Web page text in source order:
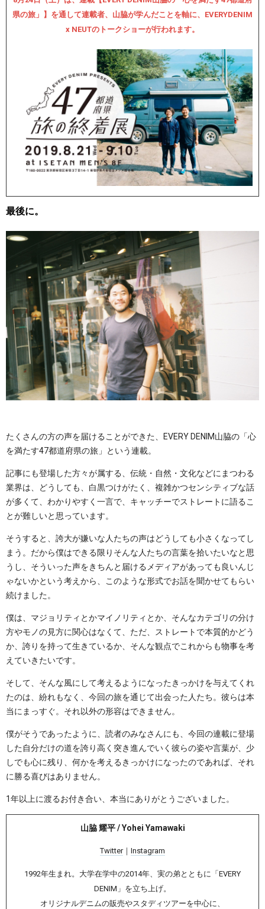
県の旅」】を通して連載者、山脇が学んだことを軸に、EVERYDENIM
x NEUTのトークショーが行われます。
最後に。
たくさんの方の声を届けることができた、EVERY DENIM山脇の「心
を満たす47都道府県の旅」という連載。
記事にも登場した方々が属する、伝統・自然・文化などにまつわる
業界は、どうしても、白黒つけがたく、複雑かつセンシティブな話
が多くて、わかりやすく一言で、キャッチーでストレートに語るこ
とが難しいと思っています。
そうすると、誇大が嫌いな人たちの声はどうしても小さくなってし
まう。だから僕はできる限りそんな人たちの言葉を拾いたいなと思
うし、そういった声をきちんと届けるメディアがあっても良いんじ
ゃないかという考えから、このような形式でお話を聞かせてもらい
続けました。
僕は、マジョリティとかマイノリティとか、そんなカテゴリの分け
方やモノの見方に関心はなくて、ただ、ストレートで本質的かどう
か、誇りを持って生きているか、そんな観点でこれからも物事を考
えていきたいです。
そして、そんな風にして考えるようになったきっかけを与えてくれ
たのは、紛れもなく、今回の旅を通じて出会った人たち。彼らは本
当にまっすぐ。それ以外の形容はできません。
僕がそうであったように、読者のみなさんにも、今回の連載に登場
した自分だけの道を誇り高く突き進んでいく彼らの姿や言葉が、少
しでも心に残り、何かを考えるきっかけになったのであれば、それ
に勝る喜びはありません。
1年以上に渡るお付き合い、本当にありがとうございました。
山脇 耀平 / Yohei Yamawaki
Twitter｜ Instagram
1992年生まれ。大学在学中の2014年、実の弟とともに「EVERY
DENIM」を立ち上げ。
オリジナルデニムの販売やスタディツアーを中心に、